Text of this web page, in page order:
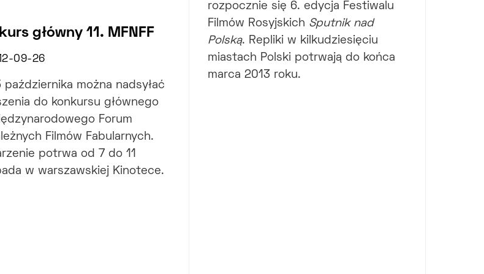
główny 11. MFNFF
09-26
października można nadsyłać
do konkursu głównego
Forum
Filmów Fabularnych.
potrwa od 7 do 11
w warszawskiej Kinotece.
rozpocznie się 6. edycja Festiwalu
Filmów Rosyjskich Sputnik nad
Polską. Repliki w kilkudziesięciu
miastach Polski potrwają do końca
marca 2013 roku.